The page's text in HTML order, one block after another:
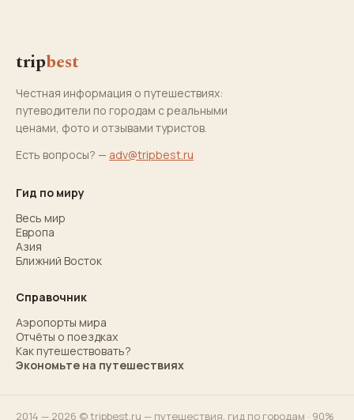
tripbest
Честная информация о путешествиях:
путеводители по городам с реальными
ценами, фото и отзывами туристов.
Есть вопросы? — adv@tripbest.ru
Гид по миру
Весь мир
Европа
Азия
Ближний Восток
Справочник
Аэропорты мира
Отчёты о поездках
Как путешествовать?
Экономьте на путешествиях
2014 — 2026 © tripbest.ru — путешествия, гид по городам · 90%